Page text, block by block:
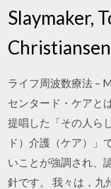
Slaymaker,
ライフ周波数療法 –
センタード・ケアと
提唱した「その人ら
ド）介護（ケア）」
いことが強調され、
針です。 我々は，九